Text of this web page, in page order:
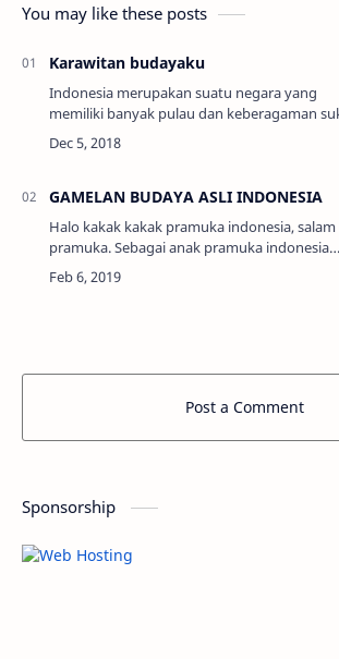
You may like these posts
Karawitan budayaku
Indonesia merupakan suatu negara yang
memiliki banyak pulau dan keberagaman
ras, dan lain sebagainya. Hal itu tentu saja
membuat Indonesia memiliki berbagai
GAMELAN BUDAYA ASLI INDONESIA
Halo kakak kakak pramuka indonesia, salam
pramuka. Sebagai anak pramuka indonesia
marilah kita menjaga dan melestarikan
Post a Comment
Sponsorship